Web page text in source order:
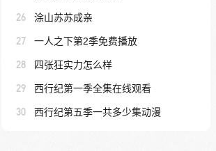
26 涂山苏苏成亲
27 一人之下第2季免费播放
28 四张狂实力怎么样
29 西行纪第一季全集在线观看
30 西行纪第五季一共多少集动漫